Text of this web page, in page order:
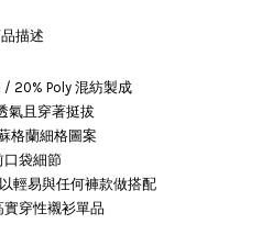
描述
20% Poly 混紡製成
氣且穿著挺拔
格蘭細格圖案
口袋細節
輕易與任何褲款做搭配
穿性襯衫單品